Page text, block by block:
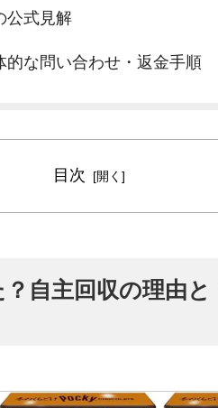
公式見解
な問い合わせ・返金手順
目次
自主回収の理由